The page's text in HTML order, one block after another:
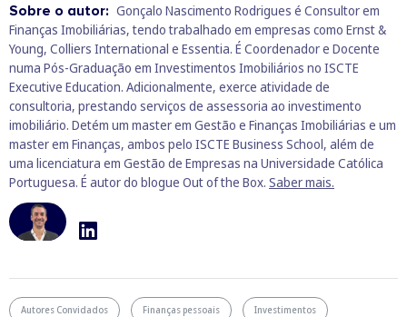
Sobre o autor: Gonçalo Nascimento Rodrigues é Consultor em
Finanças Imobiliárias, tendo trabalhado em empresas como Ernst &
Young, Colliers International e Essentia. É Coordenador e Docente
numa Pós-Graduação em Investimentos Imobiliários no ISCTE
Executive Education. Adicionalmente, exerce atividade de
consultoria, prestando serviços de assessoria ao investimento
imobiliário. Detém um master em Gestão e Finanças Imobiliárias e um
master em Finanças, ambos pelo ISCTE Business School, além de
uma licenciatura em Gestão de Empresas na Universidade Católica
Portuguesa. É autor do blogue Out of the Box. Saber mais.
Autores Convidados Finanças pessoais Investimentos